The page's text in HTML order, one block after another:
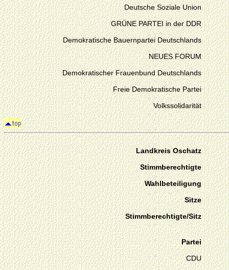
Deutsche Soziale Union
GRÜNE PARTEI in der DDR
Demokratische Bauernpartei Deutschlands
NEUES FORUM
Demokratischer Frauenbund Deutschlands
Freie Demokratische Partei
Volkssolidarität
Landkreis Oschatz
Stimmberechtigte
Wahlbeteiligung
Sitze
Stimmberechtigte/Sitz
Partei
CDU